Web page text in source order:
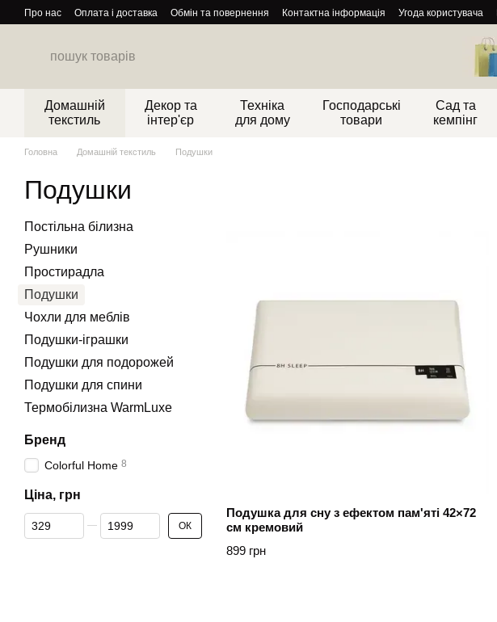
Перейти до основного контенту
Про нас Оплата і доставка Обмін та повернення Контактна інформація Угода користувача
Домашній
текстиль
Декор та
інтер'єр
Техніка
для дому
Господарські
товари
Сад та
кемпінг
Головна Домашній текстиль Подушки
Подушки
Подушка для сну з ефектом пам'яті 42×72
см кремовий
899 грн
Постільна білизна
Рушники
Простирадла
Подушки
Чохли для меблів
Подушки-іграшки
Подушки для подорожей
Подушки для спини
Термобілизна WarmLuxe
Бренд
Colorful Home 8
Ціна, грн
Від Ціна, грн
До Ціна, грн ОК